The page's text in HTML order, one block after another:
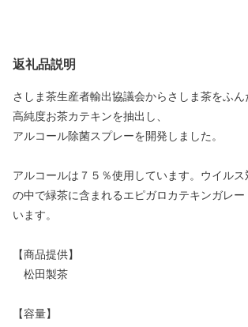
返礼品説明
さしま茶生産者輸出協議会からさしま茶をふん
高純度お茶カテキンを抽出し、
アルコール除菌スプレーを開発しました。
アルコールは７５％使用しています。ウイル
の中で緑茶に含まれるエピガロカテキンガレ
います。
【商品提供】
松田製茶
【容量】